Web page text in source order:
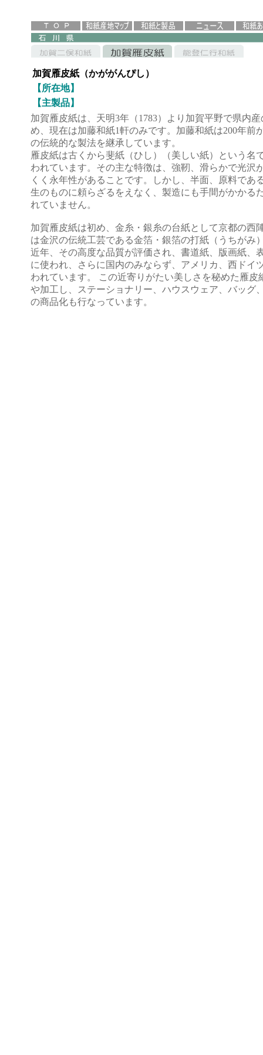
加賀雁皮紙（かががんぴし）
【所在地】
【主製品】
加賀雁皮紙は、天明3年（1783）より加賀平野で県内
め、現在は加藤和紙1軒のみです。加藤和紙は200年前
の伝統的な製法を継承しています。
雁皮紙は古くから斐紙（ひし）（美しい紙）という名
われています。その主な特徴は、強靭、滑らかで光沢
くく永年性があることです。しかし、半面、原料であ
生のものに頼らざるをえなく、製造にも手間がかかる
れていません。
加賀雁皮紙は初め、金糸・銀糸の台紙として京都の西
は金沢の伝統工芸である金箔・銀箔の打紙（うちがみ
近年、その高度な品質が評価され、書道紙、版画紙、
に使われ、さらに国内のみならず、アメリカ、西ドイ
われています。 この近寄りがたい美しさを秘めた雁
や加工し、ステーショナリー、ハウスウェア、バッグ
の商品化も行なっています。